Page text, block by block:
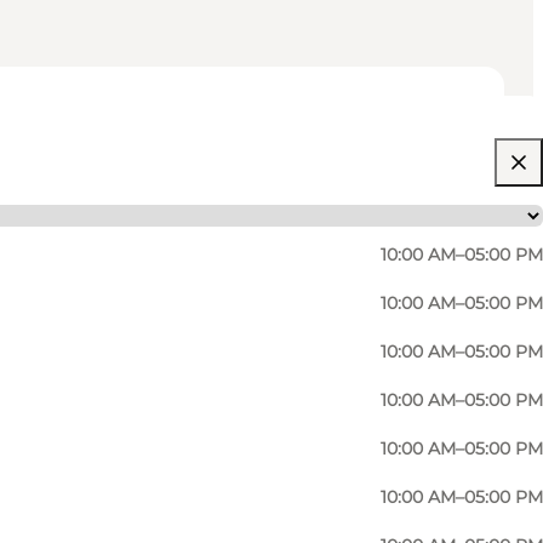
10:00 AM–05:00 PM
10:00 AM–05:00 PM
10:00 AM–05:00 PM
10:00 AM–05:00 PM
10:00 AM–05:00 PM
10:00 AM–05:00 PM